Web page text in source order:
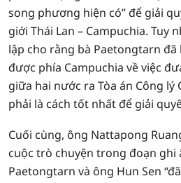
song phương hiện có” để giải
giới Thái Lan – Campuchia. Tuy
lập cho rằng bà Paetongtarn
được phía Campuchia về việc
giữa hai nước ra Tòa án Công lý
phải là cách tốt nhất để giải
Cuối cùng, ông Nattapong
cuộc trò chuyện trong đoạn ghi
Paetongtarn và ông Hun Sen